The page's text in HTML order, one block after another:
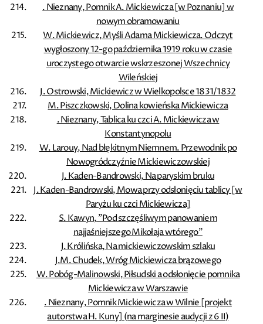
. Nieznany, Pomnik A. Mickiewicza [w Poznaniu] w
nowym obramowaniu
W. Mickiewicz, Myśli Adama Mickiewicza. Odczyt
wygłoszony 12-go października 1919 roku w czasie
uroczystego otwarcie wskrzeszonej Wszechnicy
Wileńskiej
J. Ostrowski, Mickiewicz w Wielkopolsce 1831/1832
M. Piszczkowski, Dolina kowieńska Mickiewicza
. Nieznany, Tablica ku czci A. Mickiewicza w
Konstantynopolu
W. Larouy, Nad błękitnym Niemnem. Przewodnik po
Nowogródczyźnie Mickiewiczowskiej
J. Kaden-Bandrowski, Na paryskim bruku
J. Kaden-Bandrowski, Mowa przy odsłonięciu tablicy [w
Paryżu ku czci Mickiewicza]
S. Kawyn, ”Pod szczęśliwym panowaniem
najjaśniejszego Mikołaja wtórego”
J. Królińska, Na mickiewiczowskim szlaku
J.M. Chudek, Wróg Mickiewicza brązowego
W. Pobóg-Malinowski, Piłsudski a odsłonięcie pomnika
Mickiewicza w Warszawie
. Nieznany, Pomnik Mickiewicza w Wilnie [projekt
autorstwa H. Kuny] (na marginesie audycji z 6 II)